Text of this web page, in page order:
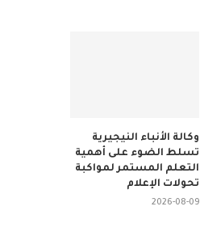
وكالة الأنباء النيجيرية
تسلط الضوء على أهمية
التعلم المستمر لمواكبة
تحولات الإعلام
2026-08-09